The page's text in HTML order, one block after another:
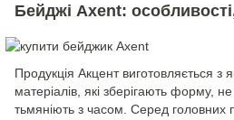
Бейджі Axent:
Продукція Акцент виготовляється з
матеріалів, які зберігають форму,
тьмяніють з часом. Серед головних